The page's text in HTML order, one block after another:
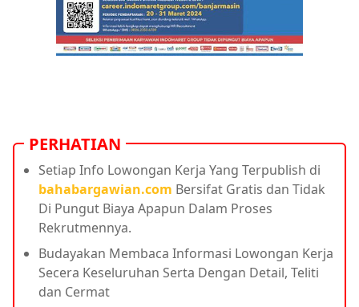
PERHATIAN
Setiap Info Lowongan Kerja Yang Terpublish di
bahabargawian.com Bersifat Gratis dan Tidak
Di Pungut Biaya Apapun Dalam Proses
Rekrutmennya.
Budayakan Membaca Informasi Lowongan Kerja
Secera Keseluruhan Serta Dengan Detail, Teliti
dan Cermat